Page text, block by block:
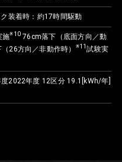
装着時：約17時間駆動
施※1076cm落下（底面方向／動
26方向／非動作時） ※11試験実
2022年度 12区分 19.1[kWh/年]